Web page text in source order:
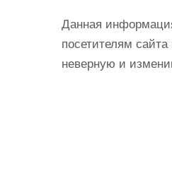
Данная
посетителям
неверную и